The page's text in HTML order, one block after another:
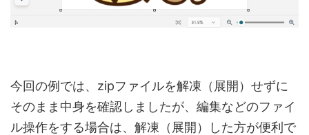
今回の例では、zipファイルを解凍（展開）せずに
そのまま中身を確認しましたが、編集などのファイ
ル操作をする場合は、解凍（展開）した方が便利で